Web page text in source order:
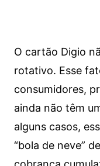
O cartão Digio
rotativo. Esse
consumidores,
ainda não têm
alguns casos,
“bola de neve”